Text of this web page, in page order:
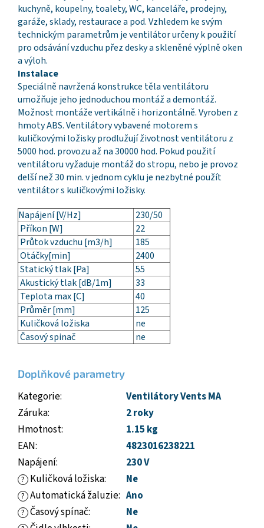
kuchyně, koupelny, toalety, WC, kanceláře, prodejny,
garáže, sklady, restaurace a pod. Vzhledem ke svým
technickým parametrům je ventilátor určeny k použití
pro odsávání vzduchu přez desky a skleněné výplně oken
a výloh.
Instalace
Speciálně navržená konstrukce těla ventilátoru
umožňuje jeho jednoduchou montáž a demontáž.
Možnost montáže vertikálně i horizontálně. Vyroben z
hmoty ABS. Ventilátory vybavené motorem s
kuličkovými ložisky prodlužují životnost ventilátoru z
5000 hod. provozu až na 30000 hod. Pokud použití
ventilátoru vyžaduje montáž do stropu, nebo je provoz
delší než 30 min. v jednom cyklu je nezbytné použít
ventilátor s kuličkovými ložisky.
Napájení [V/Hz]
230/50
Příkon [W]
22
Průtok vzduchu [m3/h]
185
Otáčky[min]
2400
Statický tlak [Pa]
55
Akustický tlak [dB/1m]
33
Teplota max [C]
40
Průměr [mm]
125
Kuličková ložiska
ne
Časový spinač
ne
Doplňkové parametry
Kategorie:
Ventilátory Vents MA
Záruka:
2 roky
Hmotnost:
1.15 kg
EAN:
4823016238221
Napájení: 230 V
? Kuličková ložiska: Ne
? Automatická žaluzie: Ano
? Časový spínač: Ne